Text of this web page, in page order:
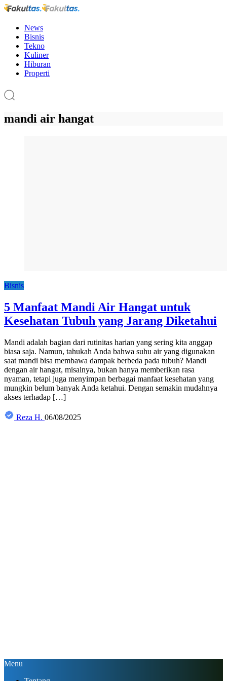
News
Bisnis
Tekno
Kuliner
Hiburan
Properti
mandi air hangat
Bisnis
5 Manfaat Mandi Air Hangat untuk
Kesehatan Tubuh yang Jarang Diketahui
Mandi adalah bagian dari rutinitas harian yang sering kita anggap
biasa saja. Namun, tahukah Anda bahwa suhu air yang digunakan
saat mandi bisa membawa dampak berbeda pada tubuh? Mandi
dengan air hangat, misalnya, bukan hanya memberikan rasa
nyaman, tetapi juga menyimpan berbagai manfaat kesehatan yang
mungkin belum banyak Anda ketahui. Dengan semakin mudahnya
akses terhadap […]
Reza H. 06/08/2025
Menu